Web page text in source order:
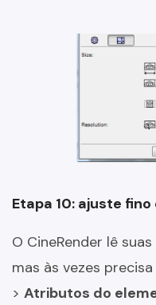
Etapa 10: ajuste
O CineRender lê
mas às vezes
> Atributos do